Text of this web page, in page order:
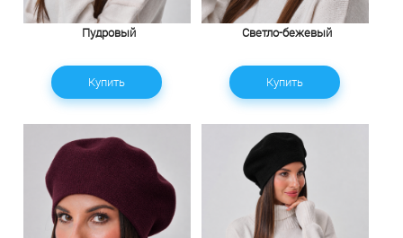
Пудровый
Купить
Светло-бежевый
Купить